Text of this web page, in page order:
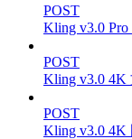
POST
Kling v3.0
POST
Kling v3.0 4K
POST
Kling v3.0 4K